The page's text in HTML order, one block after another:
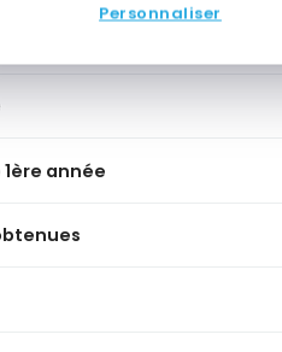
Personnaliser
année